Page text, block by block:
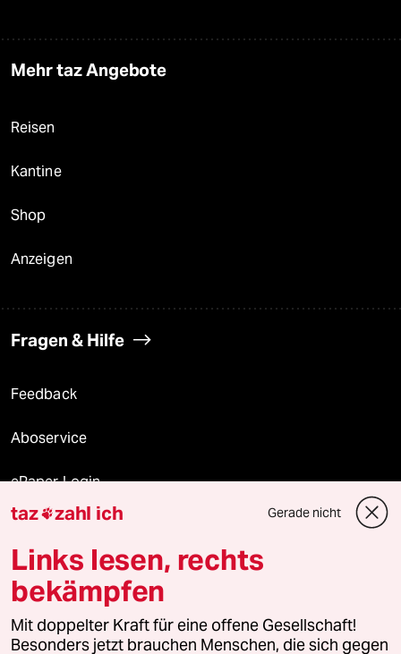
Mehr taz Angebote
Reisen
Kantine
Shop
Anzeigen
Fragen & Hilfe
Feedback
Aboservice
ePaper Login
Downloads für Abonnierende
© 2026 taz Verlags und Vertriebs GmbH
Alle Rechte vorbehalten. Bei rechtlichen Fragen oder für Genehmigungen
wenden Sie sich bitte an
lizenzen@taz.de
taz zahl ich Gerade nicht
Links lesen, rechts
bekämpfen
Mit doppelter Kraft für eine offene Gesellschaft!
Besonders jetzt brauchen Menschen, die sich gegen